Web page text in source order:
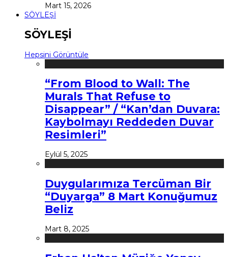
Mart 15, 2026
SÖYLEŞİ
SÖYLEŞİ
Hepsini Görüntüle
“From Blood to Wall: The
Murals That Refuse to
Disappear” / “Kan’dan Duvara:
Kaybolmayı Reddeden Duvar
Resimleri”
Eylül 5, 2025
Duygularımıza Tercüman Bir
“Duyarga” 8 Mart Konuğumuz
Beliz
Mart 8, 2025